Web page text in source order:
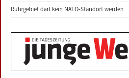
Ruhrgebiet darf kein NATO-Standort werden